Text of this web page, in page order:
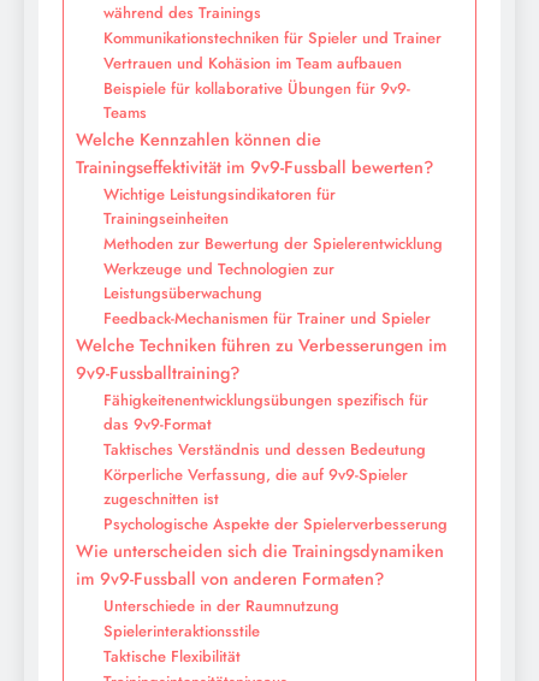
während des Trainings
Kommunikationstechniken für Spieler und Trainer
Vertrauen und Kohäsion im Team aufbauen
Beispiele für kollaborative Übungen für 9v9-
Teams
Welche Kennzahlen können die
Trainingseffektivität im 9v9-Fussball bewerten?
Wichtige Leistungsindikatoren für
Trainingseinheiten
Methoden zur Bewertung der Spielerentwicklung
Werkzeuge und Technologien zur
Leistungsüberwachung
Feedback-Mechanismen für Trainer und Spieler
Welche Techniken führen zu Verbesserungen im
9v9-Fussballtraining?
Fähigkeitenentwicklungsübungen spezifisch für
das 9v9-Format
Taktisches Verständnis und dessen Bedeutung
Körperliche Verfassung, die auf 9v9-Spieler
zugeschnitten ist
Psychologische Aspekte der Spielerverbesserung
Wie unterscheiden sich die Trainingsdynamiken
im 9v9-Fussball von anderen Formaten?
Unterschiede in der Raumnutzung
Spielerinteraktionsstile
Taktische Flexibilität